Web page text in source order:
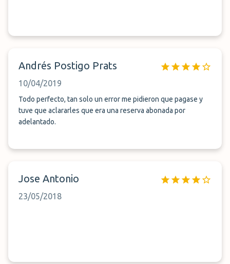
Andrés Postigo Prats
10/04/2019
Todo perfecto, tan solo un error me pidieron que pagase y
tuve que aclararles que era una reserva abonada por
adelantado.
Jose Antonio
23/05/2018